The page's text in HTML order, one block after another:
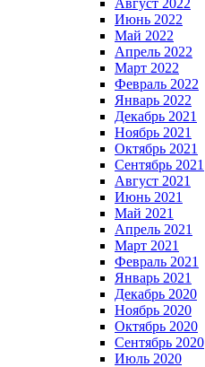
Август 2022
Июнь 2022
Май 2022
Апрель 2022
Март 2022
Февраль 2022
Январь 2022
Декабрь 2021
Ноябрь 2021
Октябрь 2021
Сентябрь 2021
Август 2021
Июнь 2021
Май 2021
Апрель 2021
Март 2021
Февраль 2021
Январь 2021
Декабрь 2020
Ноябрь 2020
Октябрь 2020
Сентябрь 2020
Июль 2020